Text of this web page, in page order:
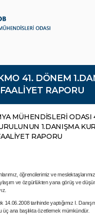
41. DÖNEM
RAPORU
MÜHENDİSLERİ ODASI
1.DANIŞMA
RAPORU
öğrencilerimiz ve
ve özgürlükten yana görüş ve
14.06.2008 tarihinde yaptığımız I.
üç ana başlıkta özetlemek mümkündür.